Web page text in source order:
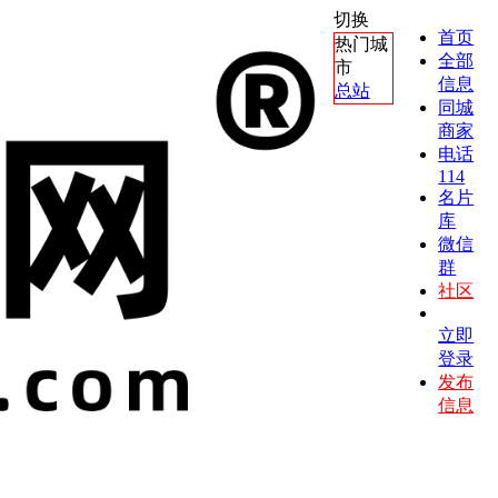
切换
热门城
市
总站
首页
全部
信息
同城
商家
电话
114
名片
库
微信
群
社区
立即
登录
发布
信息